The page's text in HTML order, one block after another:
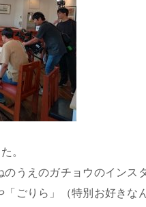
。
うえのガチョウのインス
ごりら」（特別お好きな